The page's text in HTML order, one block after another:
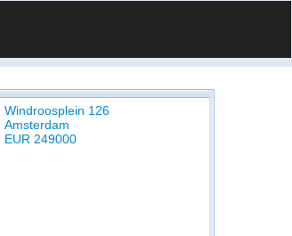
Windroosplein 126
Amsterdam
EUR 249000